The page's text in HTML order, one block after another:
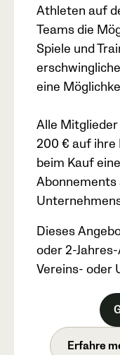
Athleten auf
Teams die
Spiele und
eine
Alle
200 € auf ihre
beim Kauf
Abonnements
Dieses
oder 2-
Vereins- oder
Erfahre